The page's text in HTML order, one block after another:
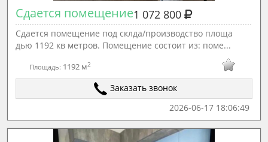
Сдается помещение1 072 800
Сдается помещение под склда/производство площа
дью 1192 кв метров. Пoмещeниe состоит из: поме...
Площадь: 1192 м2
Заказать звонок
2026-06-17 18:06:49